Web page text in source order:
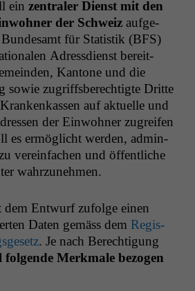
ein zen­traler Dienst mit den
der Schweiz aufge­
für Sta­tis­tik (BFS)
Adress­di­enst bere­it­
Kan­tone und die
sowie zugriffs­berechtigte Dritte
auf aktuelle und
der Ein­wohn­er zugreifen
es ermöglicht wer­den, admin­
vere­in­fachen und öffentliche
wahrzunehmen.
dem Entwurf zufolge einen
Dat­en gemäss dem Reg­is­
. Je nach Berech­ti­gung
Merk­male bezo­gen